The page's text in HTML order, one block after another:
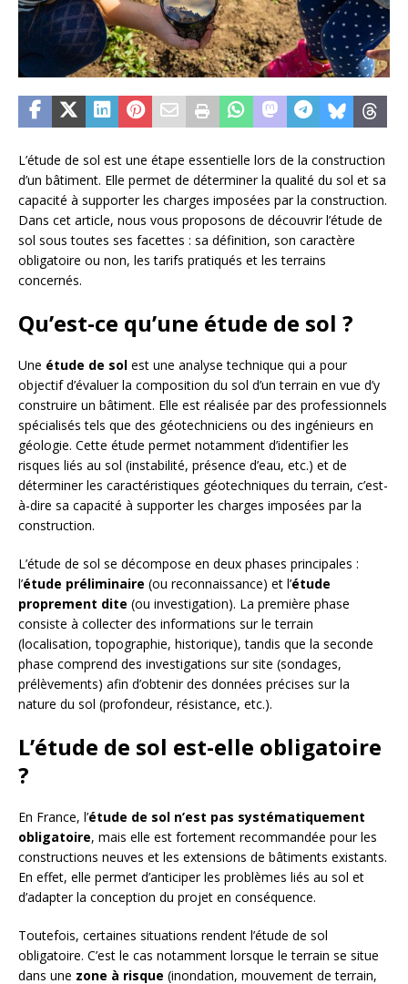
L’étude de sol est une étape essentielle lors de la construction
d’un bâtiment. Elle permet de déterminer la qualité du sol et sa
capacité à supporter les charges imposées par la construction.
Dans cet article, nous vous proposons de découvrir l’étude de
sol sous toutes ses facettes : sa définition, son caractère
obligatoire ou non, les tarifs pratiqués et les terrains
concernés.
Qu’est-ce qu’une étude de sol ?
Une étude de sol est une analyse technique qui a pour
objectif d’évaluer la composition du sol d’un terrain en vue d’y
construire un bâtiment. Elle est réalisée par des professionnels
spécialisés tels que des géotechniciens ou des ingénieurs en
géologie. Cette étude permet notamment d’identifier les
risques liés au sol (instabilité, présence d’eau, etc.) et de
déterminer les caractéristiques géotechniques du terrain, c’est-
à-dire sa capacité à supporter les charges imposées par la
construction.
L’étude de sol se décompose en deux phases principales :
l’étude préliminaire (ou reconnaissance) et l’étude
proprement dite (ou investigation). La première phase
consiste à collecter des informations sur le terrain
(localisation, topographie, historique), tandis que la seconde
phase comprend des investigations sur site (sondages,
prélèvements) afin d’obtenir des données précises sur la
nature du sol (profondeur, résistance, etc.).
L’étude de sol est-elle obligatoire
?
En France, l’étude de sol n’est pas systématiquement
obligatoire, mais elle est fortement recommandée pour les
constructions neuves et les extensions de bâtiments existants.
En effet, elle permet d’anticiper les problèmes liés au sol et
d’adapter la conception du projet en conséquence.
Toutefois, certaines situations rendent l’étude de sol
obligatoire. C’est le cas notamment lorsque le terrain se situe
dans une zone à risque (inondation, mouvement de terrain,